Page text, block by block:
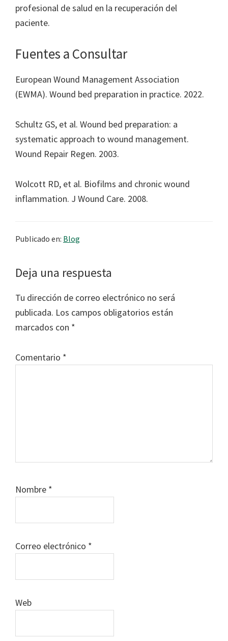
profesional de salud en la recuperación del
paciente.
Fuentes a Consultar
European Wound Management Association
(EWMA). Wound bed preparation in practice. 2022.
Schultz GS, et al. Wound bed preparation: a
systematic approach to wound management.
Wound Repair Regen. 2003.
Wolcott RD, et al. Biofilms and chronic wound
inflammation. J Wound Care. 2008.
Publicado en: Blog
Interacciones
los
lectores
Deja una respuesta
Tu dirección de correo electrónico no será
publicada. Los campos obligatorios están
marcados con *
Comentario *
Nombre *
Correo electrónico *
Web